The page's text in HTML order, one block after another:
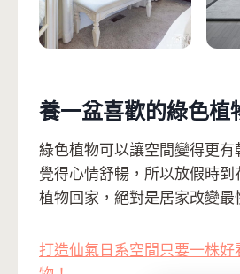
養一盆喜歡的綠色植
綠色植物可以讓空間變得更有
覺得心情舒暢，所以放假時到
植物回家，絕對是居家改變最
打造仙氣日系空間只要一株好